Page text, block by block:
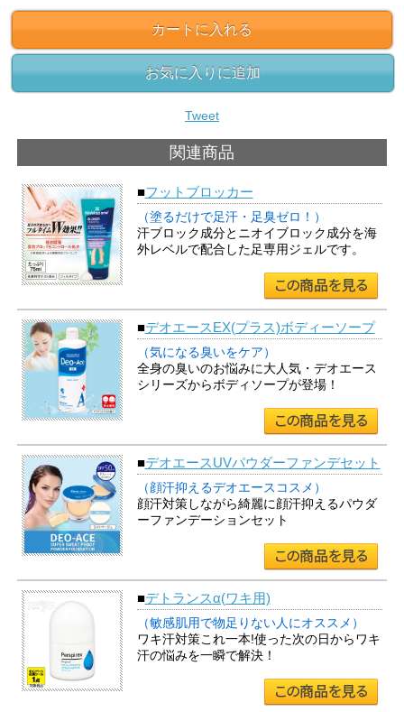
カートに入れる
お気に入りに追加
Tweet
関連商品
■フットブロッカー
（塗るだけで足汗・足臭ゼロ！）
汗ブロック成分とニオイブロック成分を海
外レベルで配合した足専用ジェルです。
■デオエースEX(プラス)ボディーソープ
（気になる臭いをケア）
全身の臭いのお悩みに大人気・デオエース
シリーズからボディソープが登場！
■デオエースUVパウダーファンデセット
（顔汗抑えるデオエースコスメ）
顔汗対策しながら綺麗に顔汗抑えるパウダ
ーファンデーションセット
■デトランスα(ワキ用)
（敏感肌用で物足りない人にオススメ）
ワキ汗対策これ一本!使った次の日からワキ
汗の悩みを一瞬で解決！